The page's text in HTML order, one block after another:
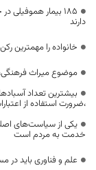
۱۸۵ بیمار
دارند
خانواده را مهمترین
موضوع میراث
بیشترین تعداد
،ضرورت استفاده از
یکی از سیاست‌های
خدمت به مردم است
علم و فناوری باید در